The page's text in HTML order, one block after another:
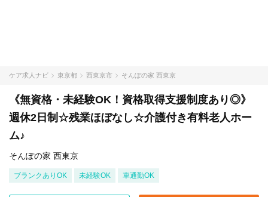
ケア求人ナビ 東京都 西東京市 そんぽの家 西東京
《無資格・未経験OK！資格取得支援制度あり◎》
週休2日制☆残業ほぼなし☆介護付き有料老人ホー
ム♪
そんぽの家 西東京
ブランクありOK 未経験OK 車通勤OK